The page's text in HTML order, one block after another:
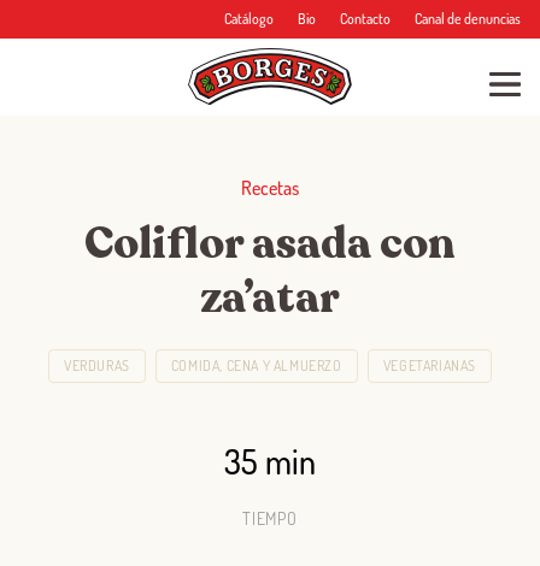
Catálogo Bio Contacto Canal de denuncias
Recetas
Coliflor asada con
za’atar
VERDURAS COMIDA, CENA Y ALMUERZO VEGETARIANAS
35 min
TIEMPO